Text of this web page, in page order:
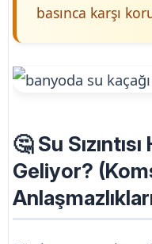
basınca karşı
🤔 Su
Geliyor?